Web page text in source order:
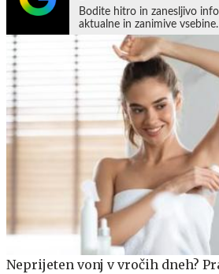
Bodite hitro in zanesljivo
aktualne in zanimive vsebine.
Neprijeten vonj v vročih dneh?